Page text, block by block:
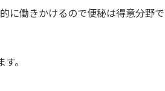
に働きかけるので便秘は得意分野
。